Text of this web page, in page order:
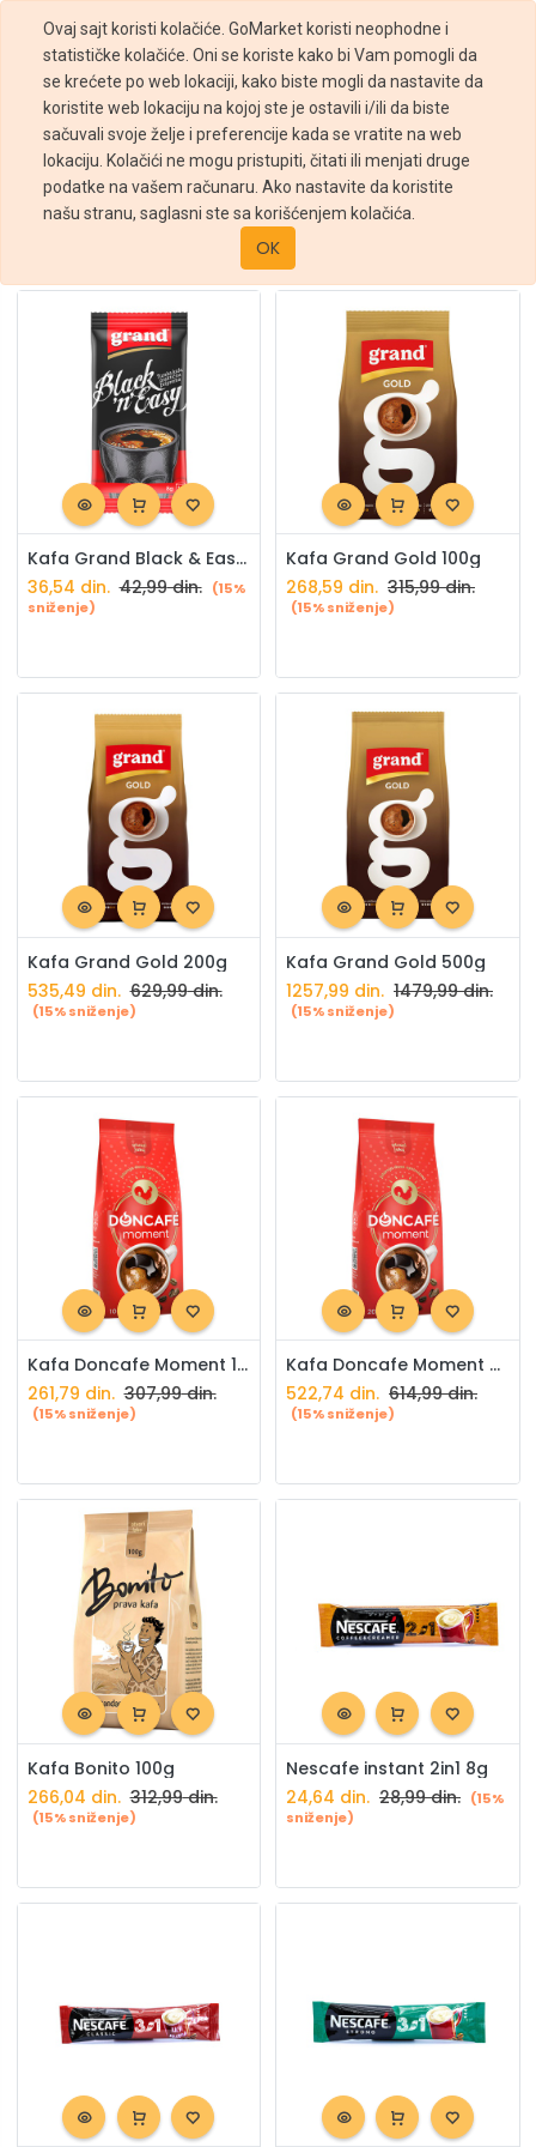
Ovaj sajt koristi kolačiće. GoMarket koristi neophodne i
statističke kolačiće. Oni se koriste kako bi Vam pomogli da
se krećete po web lokaciji, kako biste mogli da nastavite da
koristite web lokaciju na kojoj ste je ostavili i/ili da biste
sačuvali svoje želje i preferencije kada se vratite na web
lokaciju. Kolačići ne mogu pristupiti, čitati ili menjati druge
podatke na vašem računaru. Ako nastavite da koristite
našu stranu, saglasni ste sa korišćenjem kolačića.
OK
Filteri
Prodavnica Kafa, mleko i čajevi Kafa
Podrazumevano
Kafa Grand Black & Easy 8g bez šećera
36,54 din. 42,99din. (15%
sniženje)
Kafa Grand Gold 100g
268,59 din. 315,99din.
(15% sniženje)
Kafa Grand Gold 200g
535,49 din. 629,99din.
(15% sniženje)
Kafa Grand Gold 500g
1257,99 din. 1479,99din.
(15% sniženje)
Kafa Doncafe Moment 100g
261,79 din. 307,99din.
(15% sniženje)
Kafa Doncafe Moment 200g
522,74 din. 614,99din.
(15% sniženje)
Kafa Bonito 100g
266,04 din. 312,99din.
(15% sniženje)
Nescafe instant 2in1 8g
24,64 din. 28,99din. (15%
sniženje)